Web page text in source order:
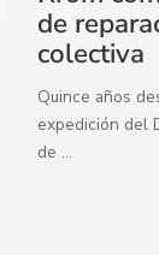
de
colectiva
Quince años
expedición del
de ...